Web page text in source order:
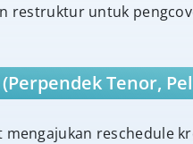
restruktur untuk
Tenor,
mengajukan reschedule